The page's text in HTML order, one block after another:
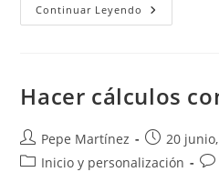
Continuar Leyendo Personalizar
La
Hacer cálculos
Autor
de
Pepe Martínez
Publicación
de
20
Categoría
Inicio y personalización